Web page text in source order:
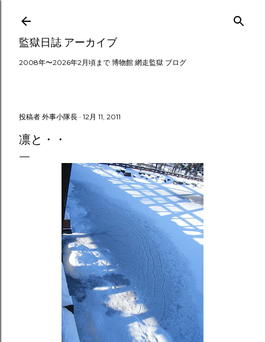
スキップしてメイン コンテンツに移動
監獄日誌 アーカイブ
2008年〜2026年2月頃まで 博物館 網走監獄 ブログ
投稿者 外事小隊長 12月 11, 2011
凛と・・